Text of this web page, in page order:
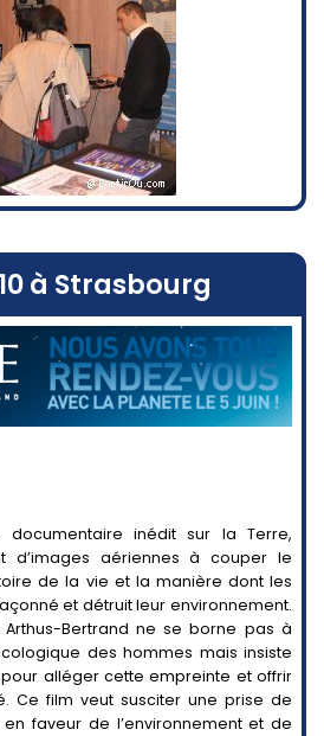
à Strasbourg
documentaire inédit sur la Terre,
d’images aériennes à couper le
de la vie et la manière dont les
et détruit leur environnement.
Bertrand ne se borne pas à
des hommes mais insiste
alléger cette empreinte et offrir
Ce film veut susciter une prise de
faveur de l’environnement et de